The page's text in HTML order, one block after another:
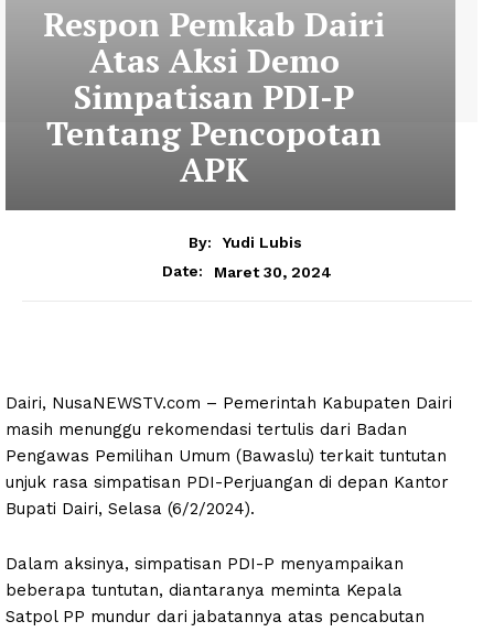
Respon Pemkab Dairi
Atas Aksi Demo
Simpatisan PDI-P
Tentang Pencopotan
APK
By:
Yudi Lubis
Date:
Maret 30, 2024
Dairi, NusaNEWSTV.com – Pemerintah Kabupaten Dairi
masih menunggu rekomendasi tertulis dari Badan
Pengawas Pemilihan Umum (Bawaslu) terkait tuntutan
unjuk rasa simpatisan PDI-Perjuangan di depan Kantor
Bupati Dairi, Selasa (6/2/2024).
Dalam aksinya, simpatisan PDI-P menyampaikan
beberapa tuntutan, diantaranya meminta Kepala
Satpol PP mundur dari jabatannya atas pencabutan